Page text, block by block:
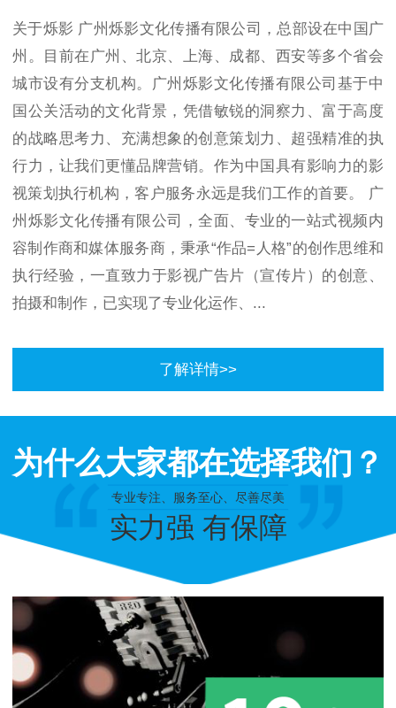
关于烁影 广州烁影文化传播有限公司，总部设在中国广
州。目前在广州、北京、上海、成都、西安等多个省会
城市设有分支机构。广州烁影文化传播有限公司基于中
国公关活动的文化背景，凭借敏锐的洞察力、富于高度
的战略思考力、充满想象的创意策划力、超强精准的执
行力，让我们更懂品牌营销。作为中国具有影响力的影
视策划执行机构，客户服务永远是我们工作的首要。 广
州烁影文化传播有限公司，全面、专业的一站式视频内
容制作商和媒体服务商，秉承“作品=人格”的创作思维和
执行经验，一直致力于影视广告片（宣传片）的创意、
拍摄和制作，已实现了专业化运作、...
了解详情>>
为什么大家都在选择我们？
专业专注、服务至心、尽善尽美
实力强 有保障